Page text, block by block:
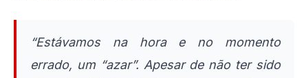
“Estávamos na hora e no momento
errado, um “azar”. Apesar de não ter sido